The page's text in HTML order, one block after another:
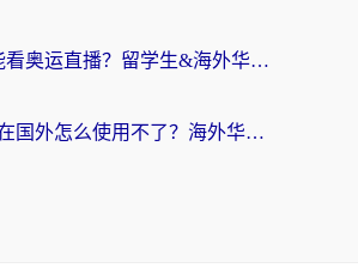
海外哪里能看奥运直播？留学生&海外华人必看的体育赛事观赛终极指南
12123交管在国外怎么使用不了？海外华人必看的无缝访问国内资源指南